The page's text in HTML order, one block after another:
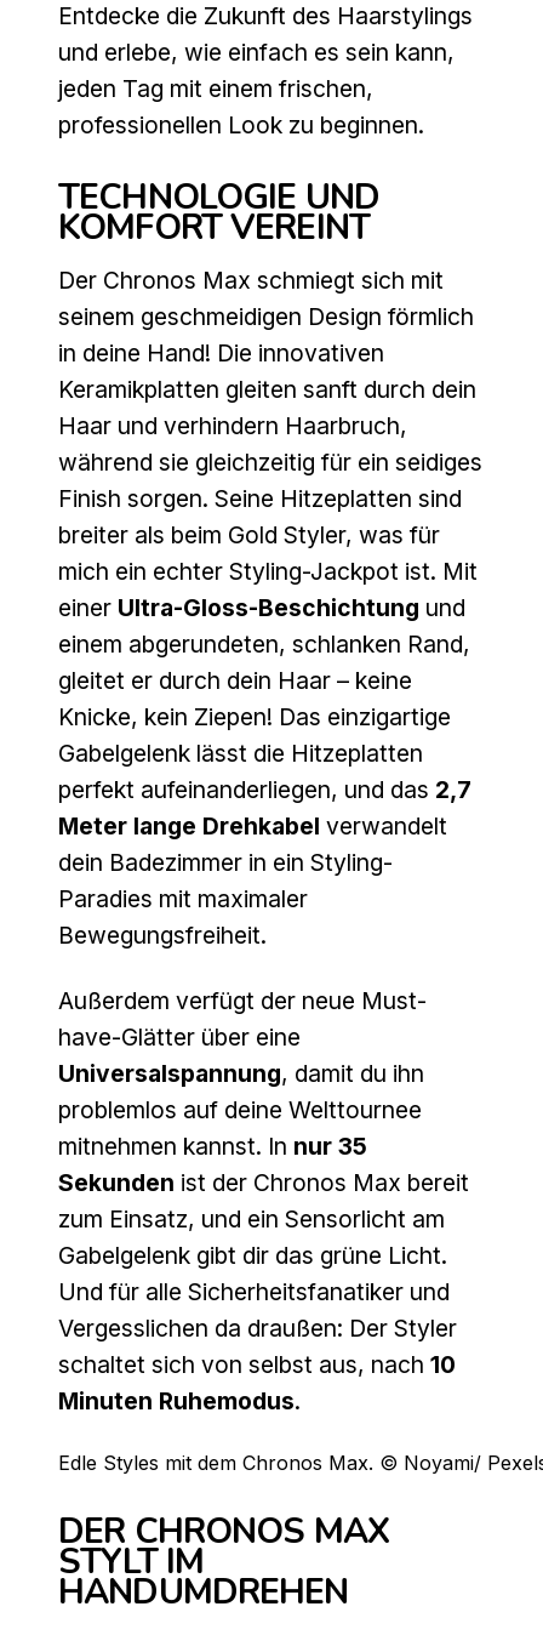
Entdecke die Zukunft des Haarstylings
und erlebe, wie einfach es sein kann,
jeden Tag mit einem frischen,
professionellen Look zu beginnen.
TECHNOLOGIE UND
KOMFORT VEREINT
Der Chronos Max schmiegt sich mit
seinem geschmeidigen Design förmlich
in deine Hand! Die innovativen
Keramikplatten gleiten sanft durch dein
Haar und verhindern Haarbruch,
während sie gleichzeitig für ein seidiges
Finish sorgen. Seine Hitzeplatten sind
breiter als beim Gold Styler, was für
mich ein echter Styling-Jackpot ist. Mit
einer Ultra-Gloss-Beschichtung und
einem abgerundeten, schlanken Rand,
gleitet er durch dein Haar – keine
Knicke, kein Ziepen! Das einzigartige
Gabelgelenk lässt die Hitzeplatten
perfekt aufeinanderliegen, und das 2,7
Meter lange Drehkabel verwandelt
dein Badezimmer in ein Styling-
Paradies mit maximaler
Bewegungsfreiheit.
Außerdem verfügt der neue Must-
have-Glätter über eine
Universalspannung, damit du ihn
problemlos auf deine Welttournee
mitnehmen kannst. In nur 35
Sekunden ist der Chronos Max bereit
zum Einsatz, und ein Sensorlicht am
Gabelgelenk gibt dir das grüne Licht.
Und für alle Sicherheitsfanatiker und
Vergesslichen da draußen: Der Styler
schaltet sich von selbst aus, nach 10
Minuten Ruhemodus.
Edle Styles mit dem Chronos Max. © Noyami/
DER CHRONOS MAX
STYLT IM
HANDUMDREHEN